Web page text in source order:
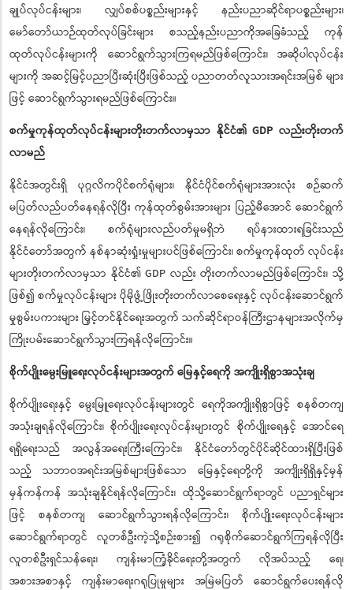
ချုပ်လုပ်ငန်းများ၊ လျှပ်စစ်ပစ္စည်းများနှင့် နည်းပညာဆိုင်ရာပစ္စည်းများ၊
မော်တော်ယာဉ်ထုတ်လုပ်ခြင်းများ စသည့်နည်းပညာကိုအခြေခံသည့် ကုန်
ထုတ်လုပ်ငန်းများကို ဆောင်ရွက်သွားကြရမည်ဖြစ်ကြောင်း၊ အဆိုပါလုပ်ငန်း
များကို အဆင့်မြင့်ပညာပြီးဆုံးပြီးဖြစ်သည့် ပညာတတ်လူသားအရင်းအမြစ် များ
ဖြင့် ဆောင်ရွက်သွားရမည်ဖြစ်ကြောင်း။
စက်မှုကုန်ထုတ်လုပ်ငန်းများတိုးတက်လာမှသာ နိုင်ငံ၏ GDP လည်းတိုးတက်
လာမည်
နိုင်ငံအတွင်းရှိ ပုဂ္ဂလိကပိုင်စက်ရုံများ၊ နိုင်ငံပိုင်စက်ရုံများအားလုံး စဉ်ဆက်
မပြတ်လည်ပတ်နေရန်လိုပြီး ကုန်ထုတ်စွမ်းအားများ ပြည့်မီအောင် ဆောင်ရွက်
နေရန်လိုကြောင်း၊ စက်ရုံများလည်ပတ်မှုမရှိဘဲ ရပ်နားထားရခြင်းသည်
နိုင်ငံတော်အတွက် နစ်နာဆုံးရှုံးမှုများပင်ဖြစ်ကြောင်း၊ စက်မှုကုန်ထုတ် လုပ်ငန်း
များတိုးတက်လာမှသာ နိုင်ငံ၏ GDP လည်း တိုးတက်လာမည်ဖြစ်ကြောင်း၊ သို့
ဖြစ်၍ စက်မှုလုပ်ငန်းများ ပိုမိုဖွံ့ဖြိုးတိုးတက်လာစေရေးနှင့် လုပ်ငန်းဆောင်ရွက်
မှုစွမ်းပကားများ မြှင့်တင်နိုင်ရေးအတွက် သက်ဆိုင်ရာဝန်ကြီးဌာနများအလိုက်မှ
ကြိုးပမ်းဆောင်ရွက်သွားကြရန်လိုကြောင်း။
စိုက်ပျိုးမွေးမြူရေးလုပ်ငန်းများအတွက် မြေနှင့်ရေကို အကျိုးရှိစွာအသုံးချ
စိုက်ပျိုးရေးနှင့် မွေးမြူရေးလုပ်ငန်းများတွင် ရေကိုအကျိုးရှိစွာဖြင့် စနစ်တကျ
အသုံးချရန်လိုကြောင်း၊ စိုက်ပျိုးရေးလုပ်ငန်းများတွင် စိုက်ပျိုးရေနှင့် အောင်ရေ
ရရှိရေးသည် အလွန်အရေးကြီးကြောင်း၊ နိုင်ငံတော်တွင်ပိုင်ဆိုင်ထားရှိပြီးဖြစ်
သည့် သဘာဝအရင်းအမြစ်များဖြစ်သော မြေနှင့်ရေတို့ကို အကျိုးရှိရှိနှင့်မှန်
မှန်ကန်ကန် အသုံးချနိုင်ရန်လိုကြောင်း၊ ထိုသို့ဆောင်ရွက်ရာတွင် ပညာရှင်များ
ဖြင့် စနစ်တကျ ဆောင်ရွက်သွားရန်လိုကြောင်း၊ စိုက်ပျိုးရေးလုပ်ငန်းများ
ဆောင်ရွက်ရာတွင် လူတစ်ဦးကဲ့သို့စဉ်းစား၍ ဂရုစိုက်ဆောင်ရွက်ကြရန်လိုပြီး
လူတစ်ဦးရှင်သန်ရေး၊ ကျန်းမာကြံ့ခိုင်ရေးတို့အတွက် လိုအပ်သည့် ရေ၊
အစားအစာနှင့် ကျန်းမာရေးဂရုပြုမှုများ အမြဲမပြတ် ဆောင်ရွက်ပေးရန်လို